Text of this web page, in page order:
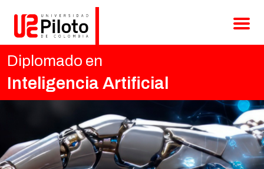
Diplomados
Posgrados
Cursos
Admisiones
Contacto
Diplomado en
Inteligencia Artificial